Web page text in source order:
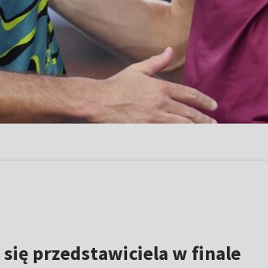
przedstawiciela w finale